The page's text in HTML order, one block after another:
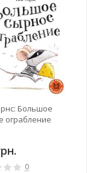
Большое
ограбление
0